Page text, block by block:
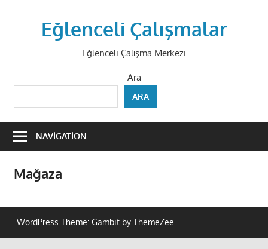
Eğlenceli Çalışmalar
Eğlenceli Çalışma Merkezi
Ara
ARA
NAVIGATION
Mağaza
WordPress Theme: Gambit by ThemeZee.